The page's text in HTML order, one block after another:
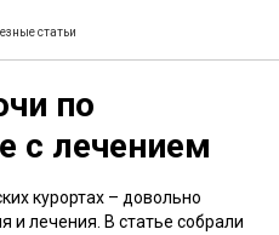
статьи
по
с лечением
курортах – довольно
и лечения. В статье собрали